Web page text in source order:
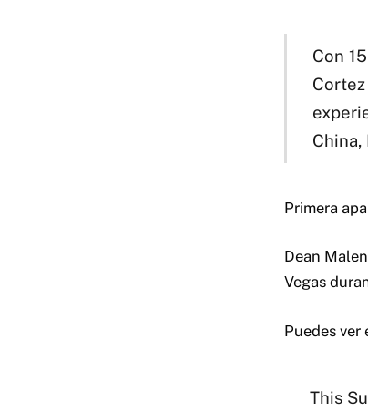
Con
China,
Primera
Dean
Vegas
Puedes ver
This